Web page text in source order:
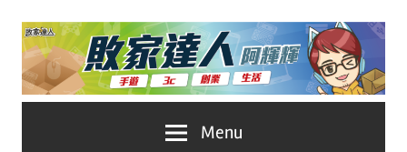
Skip
content
Menu